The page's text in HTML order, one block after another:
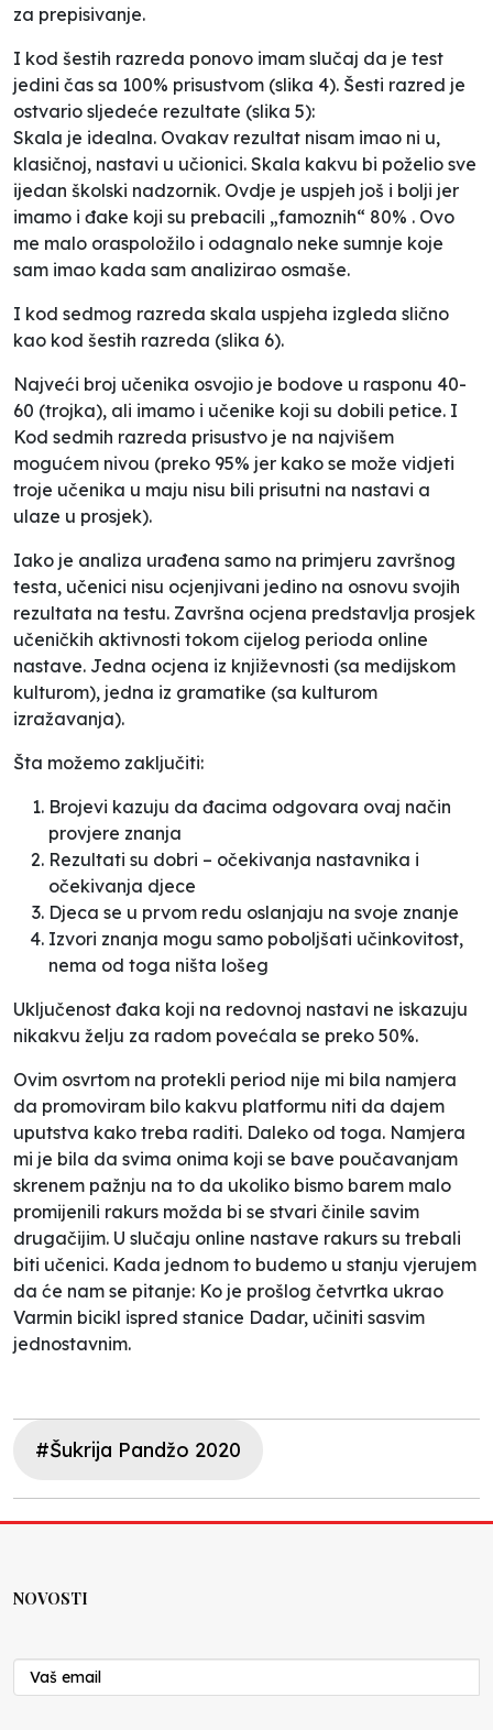
za prepisivanje.
I kod šestih razreda ponovo imam slučaj da je test
jedini čas sa 100% prisustvom (slika 4). Šesti razred je
ostvario sljedeće rezultate (slika 5):
Skala je idealna. Ovakav rezultat nisam imao ni u,
klasičnoj, nastavi u učionici. Skala kakvu bi poželio sve
ijedan školski nadzornik. Ovdje je uspjeh još i bolji jer
imamo i đake koji su prebacili „famoznih“ 80% . Ovo
me malo oraspoložilo i odagnalo neke sumnje koje
sam imao kada sam analizirao osmaše.
I kod sedmog razreda skala uspjeha izgleda slično
kao kod šestih razreda (slika 6).
Najveći broj učenika osvojio je bodove u rasponu 40-
60 (trojka), ali imamo i učenike koji su dobili petice. I
Kod sedmih razreda prisustvo je na najvišem
mogućem nivou (preko 95% jer kako se može vidjeti
troje učenika u maju nisu bili prisutni na nastavi a
ulaze u prosjek).
Iako je analiza urađena samo na primjeru završnog
testa, učenici nisu ocjenjivani jedino na osnovu svojih
rezultata na testu. Završna ocjena predstavlja prosjek
učeničkih aktivnosti tokom cijelog perioda online
nastave. Jedna ocjena iz književnosti (sa medijskom
kulturom), jedna iz gramatike (sa kulturom
izražavanja).
Šta možemo zaključiti:
Brojevi kazuju da đacima odgovara ovaj način
provjere znanja
Rezultati su dobri – očekivanja nastavnika i
očekivanja djece
Djeca se u prvom redu oslanjaju na svoje znanje
Izvori znanja mogu samo poboljšati učinkovitost,
nema od toga ništa lošeg
Uključenost đaka koji na redovnoj nastavi ne iskazuju
nikakvu želju za radom povećala se preko 50%.
Ovim osvrtom na protekli period nije mi bila namjera
da promoviram bilo kakvu platformu niti da dajem
uputstva kako treba raditi. Daleko od toga. Namjera
mi je bila da svima onima koji se bave poučavanjam
skrenem pažnju na to da ukoliko bismo barem malo
promijenili rakurs možda bi se stvari činile savim
drugačijim. U slučaju online nastave rakurs su trebali
biti učenici. Kada jednom to budemo u stanju vjerujem
da će nam se pitanje: Ko je prošlog četvrtka ukrao
Varmin bicikl ispred stanice Dadar, učiniti sasvim
jednostavnim.
#Šukrija Pandžo 2020
NOVOSTI